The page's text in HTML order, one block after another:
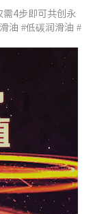
4步即可共创永
油 #低碳润滑油 #